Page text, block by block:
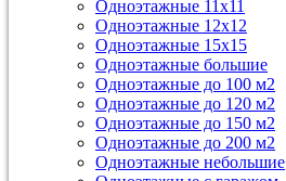
Одноэтажные 11х11
Одноэтажные 12х12
Одноэтажные 15х15
Одноэтажные большие
Одноэтажные до 100 м2
Одноэтажные до 120 м2
Одноэтажные до 150 м2
Одноэтажные до 200 м2
Одноэтажные небольшие